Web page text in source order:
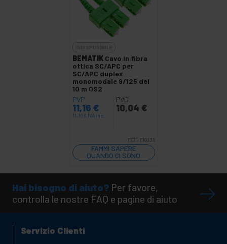
BEMATIK Cavo in fibra
ottica SC/APC per
SC/APC duplex
monomodale 9/125 del
10 m OS2
PVP
11,16 €
11,16 € IVA inc.
PVD
10,04 €
REF: FK036
FAMMI SAPERE
QUANDO CI SONO
SCORTE
Hai bisogno di aiuto? Per favore,
controlla le nostre FAQ e pagine di aiuto
Servizio Clienti